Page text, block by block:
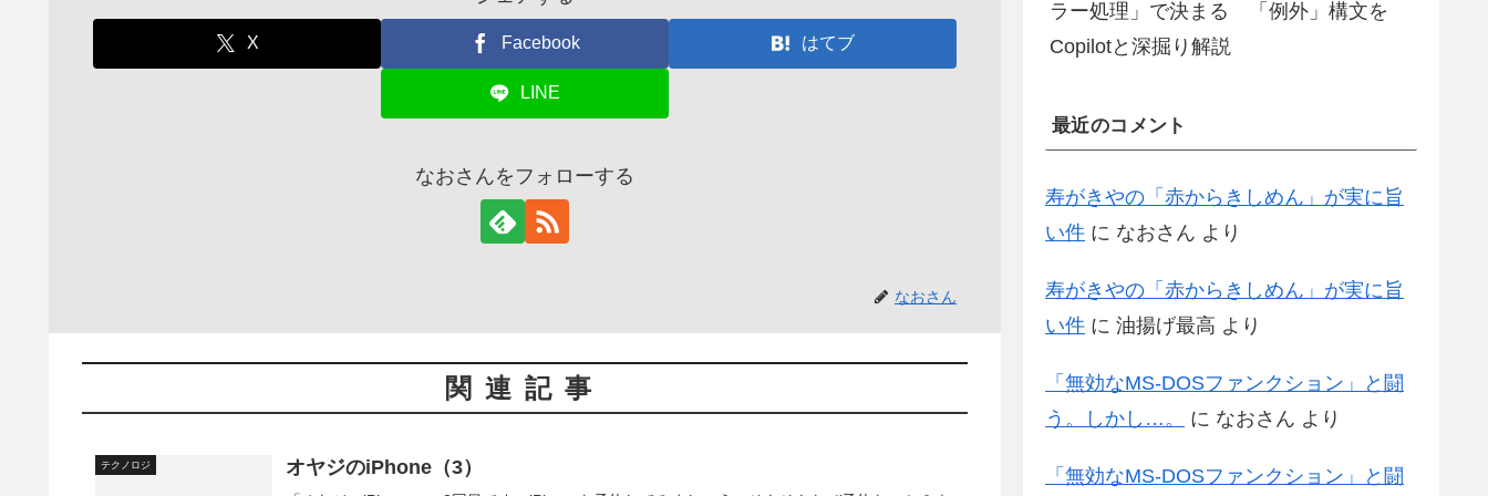
X Facebook はてブ
LINE
なおさんをフォローする
なおさん
関連記事
テクノロジ オヤジのiPhone（3）
ラー処理」で決まる 「例外」構文を
Copilotと深掘り解説
最近のコメント
寿がきやの「赤からきしめん」が実に旨
い件 に なおさん より
寿がきやの「赤からきしめん」が実に旨
い件 に 油揚げ最高 より
「無効なMS-DOSファンクション」と闘
う。しかし…。
に なおさん より
「無効なMS-DOSファンクション」と闘